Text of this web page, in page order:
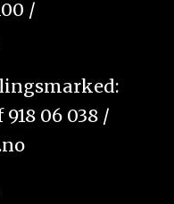
/
06 038 /